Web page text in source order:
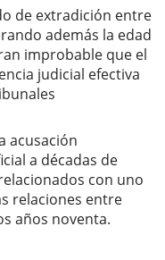
de extradición entre
además la edad
improbable que el
judicial efectiva
acusación
a décadas de
con uno
relaciones entre
años noventa.